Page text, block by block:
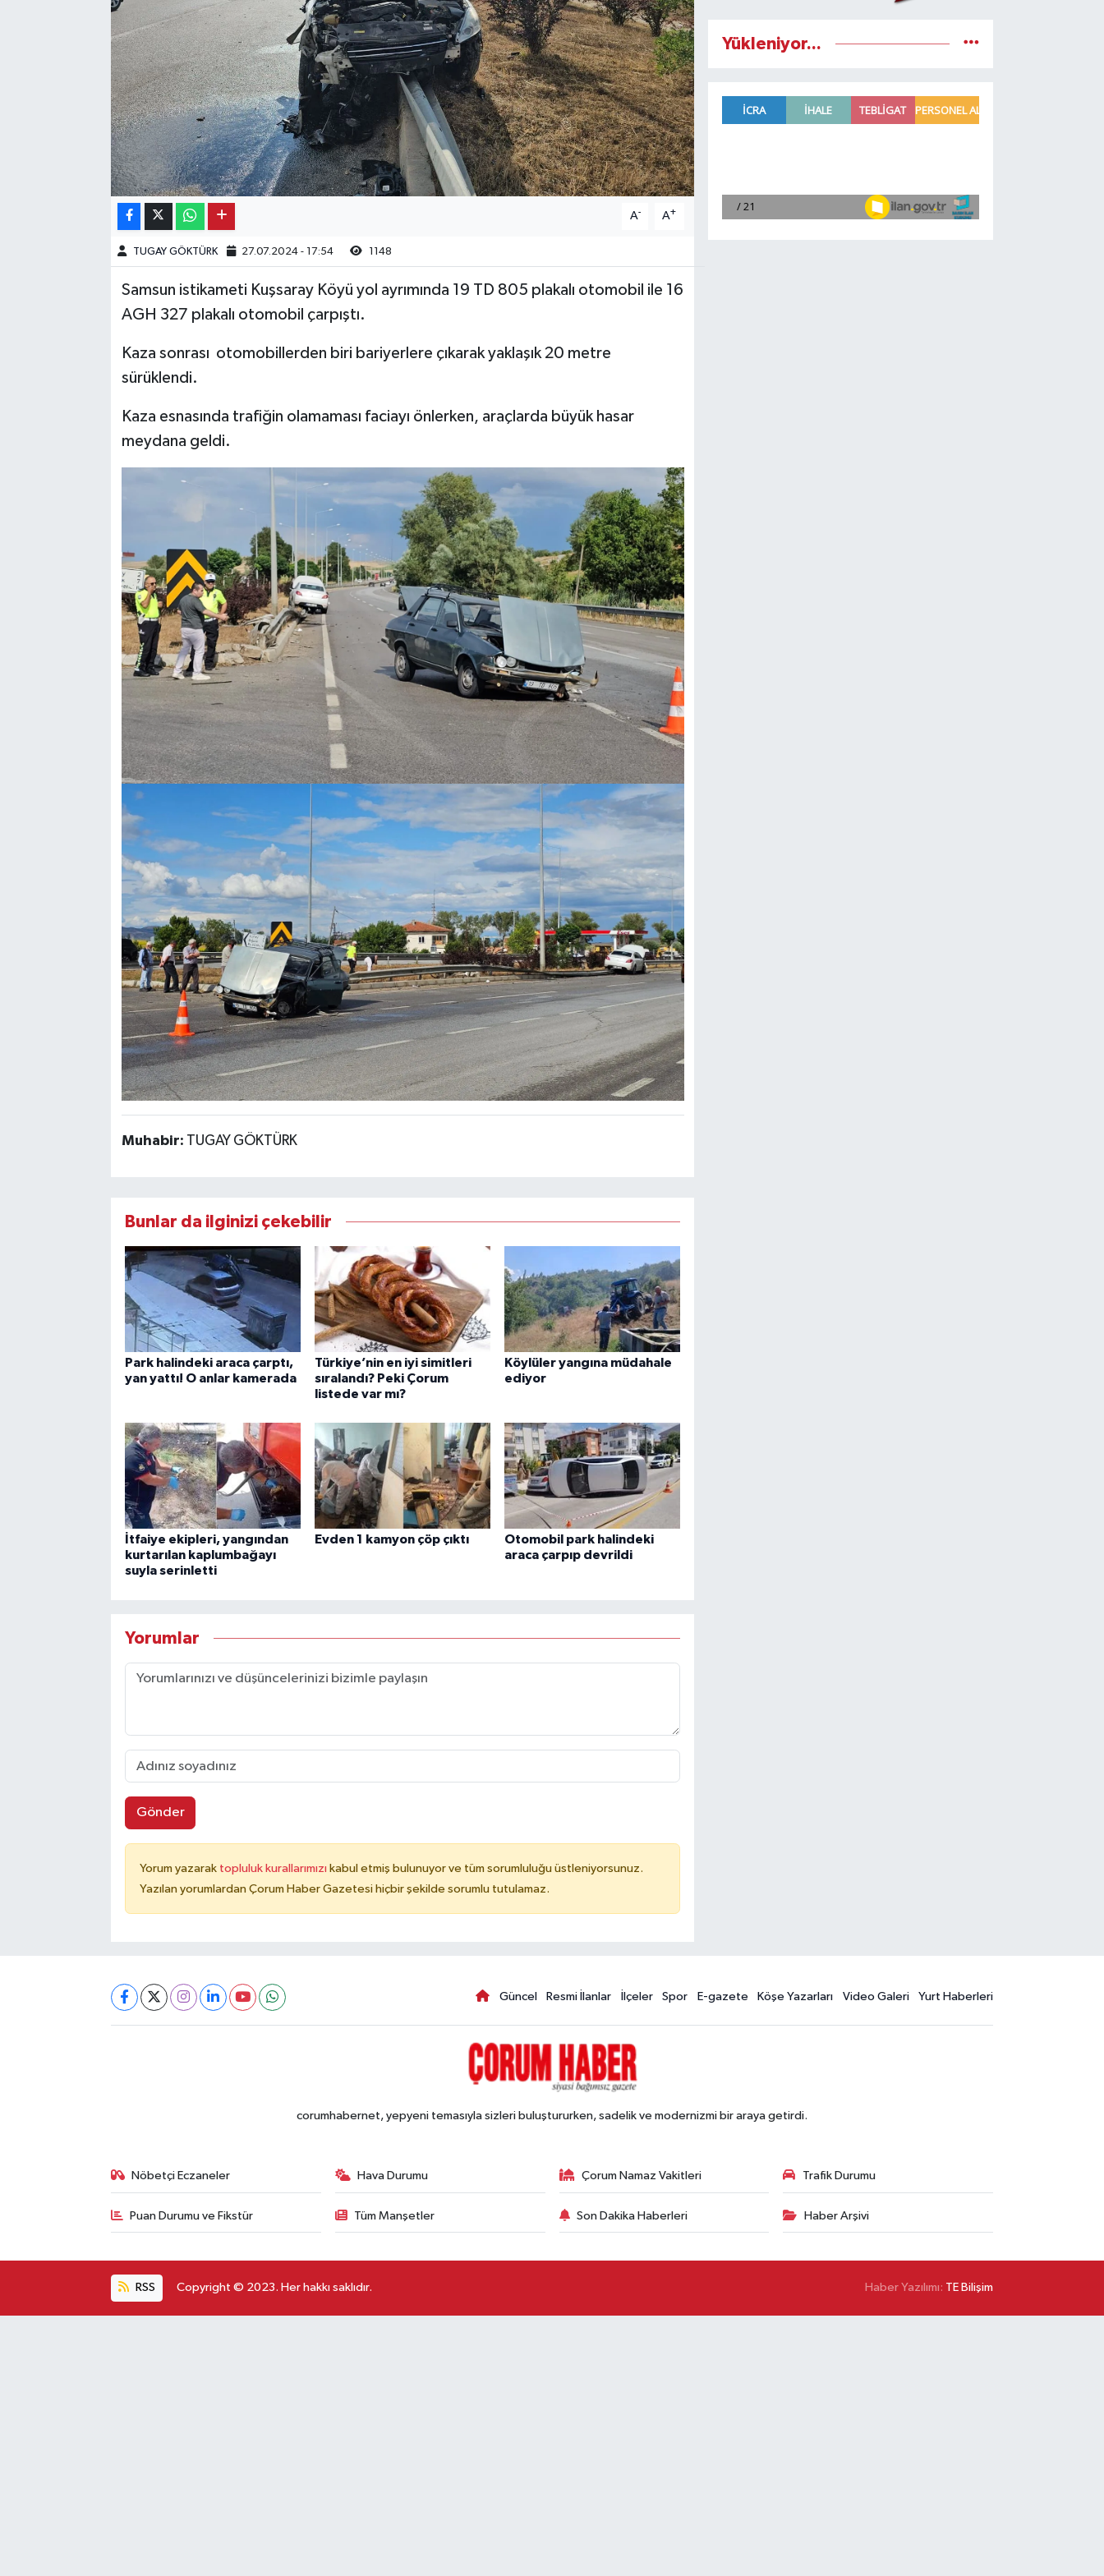
A- A+
TUGAY GÖKTÜRK 27.07.2024 - 17:54 1148
Samsun istikameti Kuşsaray Köyü yol ayrımında 19 TD 805 plakalı otomobil ile 16
AGH 327 plakalı otomobil çarpıştı.
Kaza sonrası otomobillerden biri bariyerlere çıkarak yaklaşık 20 metre
sürüklendi.
Kaza esnasında trafiğin olamaması faciayı önlerken, araçlarda büyük hasar
meydana geldi.
Muhabir: TUGAY GÖKTÜRK
Bunlar da ilginizi çekebilir
Park halindeki araca çarptı,
yan yattı! O anlar kamerada
Türkiye’nin en iyi simitleri
sıralandı? Peki Çorum
listede var mı?
Köylüler yangına müdahale
ediyor
İtfaiye ekipleri, yangından
kurtarılan kaplumbağayı
suyla serinletti
Evden 1 kamyon çöp çıktı
Otomobil park halindeki
araca çarpıp devrildi
Yorumlar
Gönder
Yorum yazarak topluluk kurallarımızı kabul etmiş bulunuyor ve tüm sorumluluğu üstleniyorsunuz.
Yazılan yorumlardan Çorum Haber Gazetesi hiçbir şekilde sorumlu tutulamaz.
Yükleniyor...
Güncel Resmi İlanlar İlçeler Spor E-gazete Köşe Yazarları Video Galeri Yurt Haberleri
corumhabernet, yepyeni temasıyla sizleri buluştururken, sadelik ve modernizmi bir araya getirdi.
Nöbetçi Eczaneler Hava Durumu Çorum Namaz Vakitleri Trafik Durumu
Puan Durumu ve Fikstür Tüm Manşetler Son Dakika Haberleri Haber Arşivi
RSS Copyright © 2023. Her hakkı saklıdır. Haber Yazılımı: TE Bilişim